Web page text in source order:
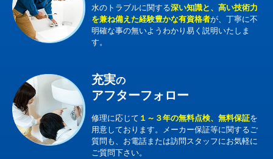
水のトラブルに関する深い知識と、高い技術力
を兼ね備えた経験豊かな有資格者が、丁寧に不
明確な事の無いようわかり易く説明いたしま
す。
充実の
アフターフォロー
修理に応じて １～３年の無料点検、無料保証を
用意しております。メーカー保証等に関するご
質問も、お電話または訪問スタッフにお気軽に
ご質問下さい。